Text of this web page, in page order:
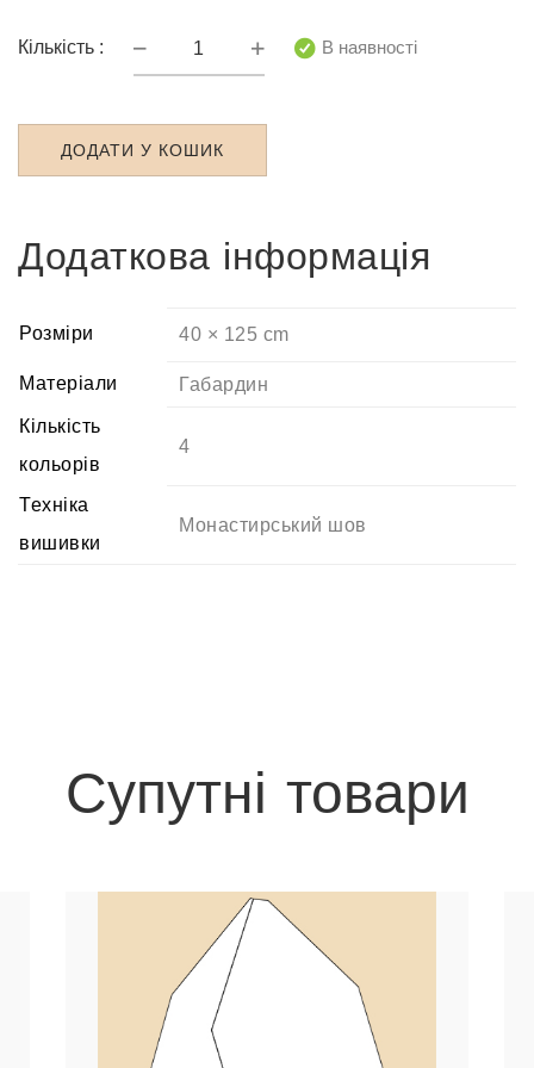
Кількість :
РБ-2011
Рушник
коровай
кількість
В наявності
ДОДАТИ У КОШИК
Додаткова інформація
Розміри 40 × 125 cm
Матеріали Габардин
Кількість
кольорів
4
Техніка
вишивки
Монастирський шов
Супутні товари